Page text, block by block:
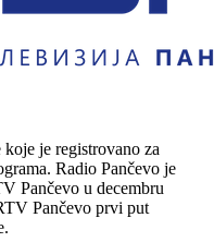
je registrovano za
Radio Pančevo je
Pančevo u decembru
Pančevo prvi put